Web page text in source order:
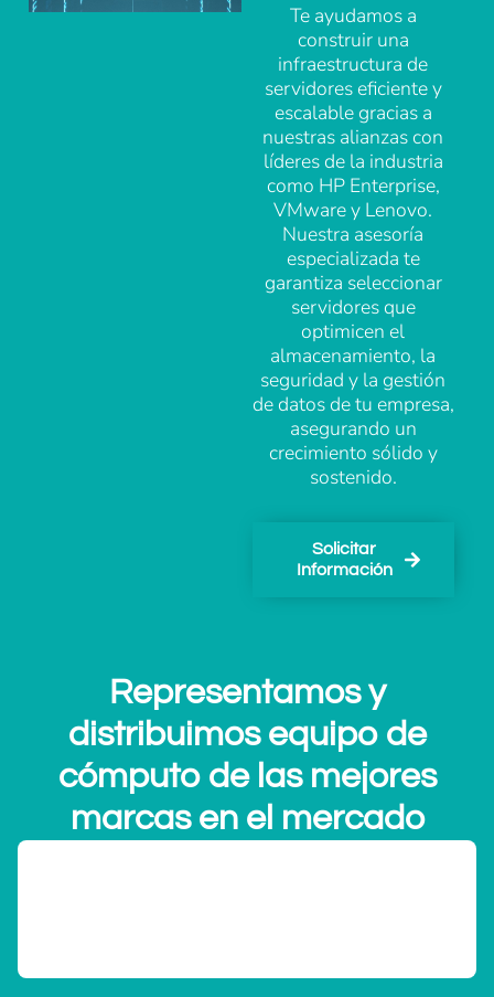
Te ayudamos a
construir una
infraestructura de
servidores eficiente y
escalable gracias a
nuestras alianzas con
líderes de la industria
como HP Enterprise,
VMware y Lenovo.
Nuestra asesoría
especializada te
garantiza seleccionar
servidores que
optimicen el
almacenamiento, la
seguridad y la gestión
de datos de tu empresa,
asegurando un
crecimiento sólido y
sostenido.
Solicitar
Información
Representamos y
distribuimos equipo de
cómputo de las mejores
marcas en el mercado